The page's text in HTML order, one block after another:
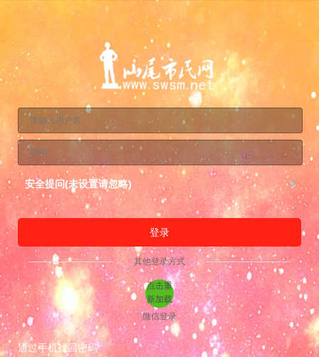
安全提问(未设置请忽略)
登录
其他登录方式
点击重
新加载
微信登录
通过手机找回密码